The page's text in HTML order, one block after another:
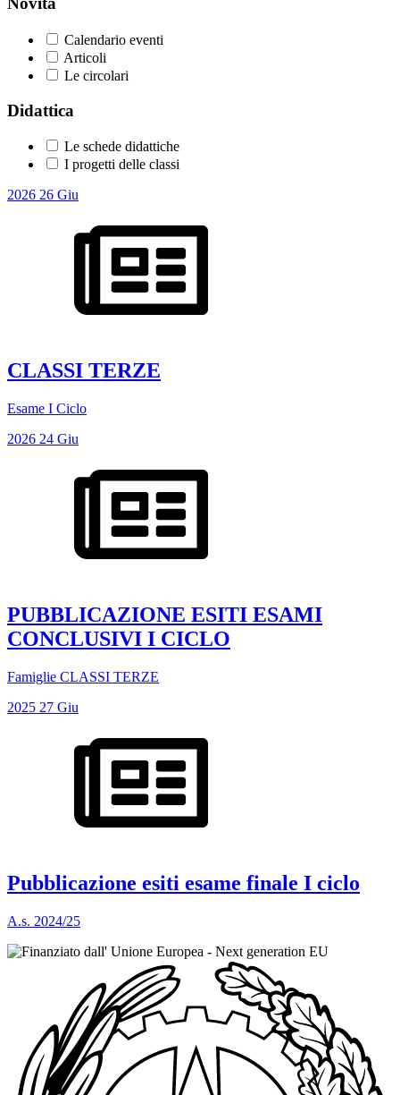
Calendario eventi
Articoli
Le circolari
Didattica
Le schede didattiche
I progetti delle classi
2026 26 Giu
CLASSI TERZE
Esame I Ciclo
2026 24 Giu
PUBBLICAZIONE ESITI ESAMI
CONCLUSIVI I CICLO
Famiglie CLASSI TERZE
2025 27 Giu
Pubblicazione esiti esame finale I ciclo
A.s. 2024/25